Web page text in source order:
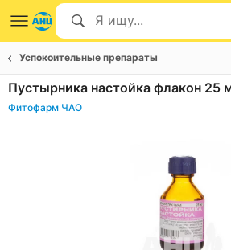
Успокоительные препараты
Пустырника настойка флакон 25
Фитофарм ЧАО